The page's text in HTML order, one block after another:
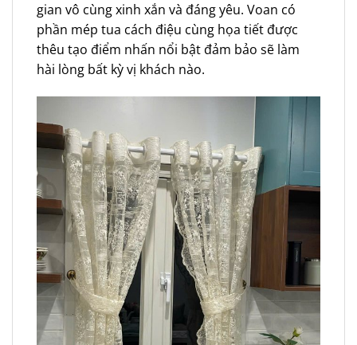
gian vô cùng xinh xắn và đáng yêu. Voan có
phần mép tua cách điệu cùng họa tiết được
thêu tạo điểm nhấn nổi bật đảm bảo sẽ làm
hài lòng bất kỳ vị khách nào.